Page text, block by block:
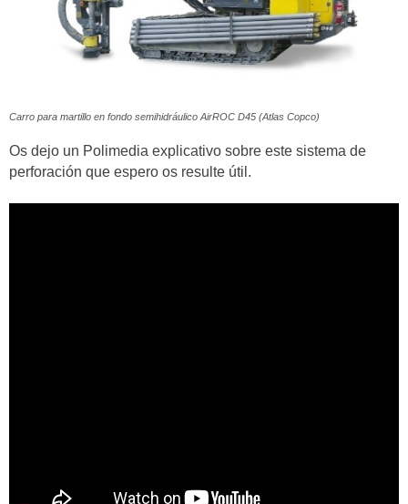
Carro para martillo en fondo semihidráulico AirROC D45 (Atlas Copco)
Os dejo un Polimedia explicativo sobre este sistema de
perforación que espero os resulte útil.